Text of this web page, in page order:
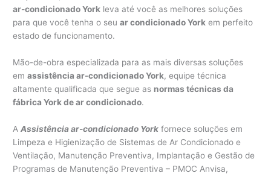
ar-condicionado York leva até você as melhores soluções
para que você tenha o seuar condicionado York em perfeito
estado de funcionamento.
Mão-de-obra especializada para as mais diversas soluções
emassistência ar-condicionado York, equipe técnica
altamente qualificada que segue as normas técnicas da
fábrica York de ar condicionado.
AAssistência ar-condicionado York fornece soluções em
Limpeza e Higienização de Sistemas de Ar Condicionado e
Ventilação, Manutenção Preventiva, Implantação e Gestão de
Programas de Manutenção Preventiva – PMOC Anvisa,